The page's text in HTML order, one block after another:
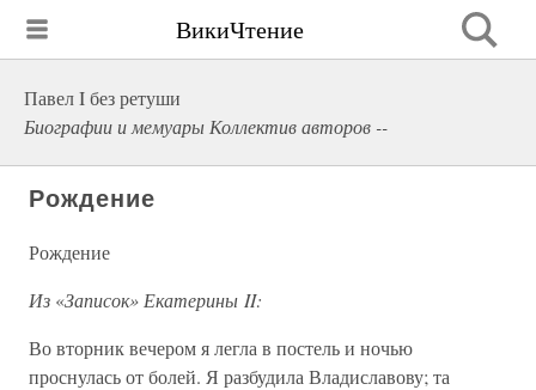
ВикиЧтение
Павел I без ретуши
Биографии и мемуары Коллектив авторов --
Рождение
Рождение
Из «Записок» Екатерины II:
Во вторник вечером я легла в постель и ночью
проснулась от болей. Я разбудила Владиславову; та